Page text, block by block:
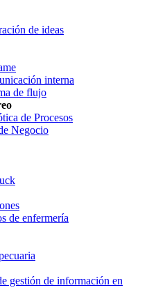
de ideas
interna
de flujo
de Procesos
Negocio
de enfermería
gestión de información en